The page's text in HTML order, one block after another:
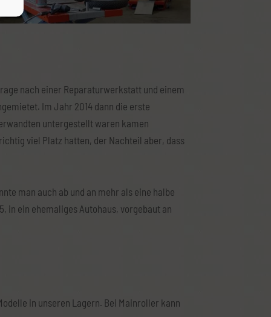
nach einer Reparaturwerkstatt und einem
Im Jahr 2014 dann die erste
untergestellt waren kamen
viel Platz hatten, der Nachteil aber, dass
man auch ab und an mehr als eine halbe
in ein ehemaliges Autohaus, vorgebaut an
in unseren Lagern. Bei Mainroller kann